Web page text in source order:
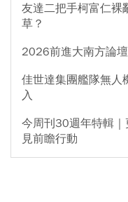
友達二把手柯富仁裸
草？
2026前進大南方論壇
佳世達集團艦隊無人
入
今周刊30週年特輯
見前瞻行動